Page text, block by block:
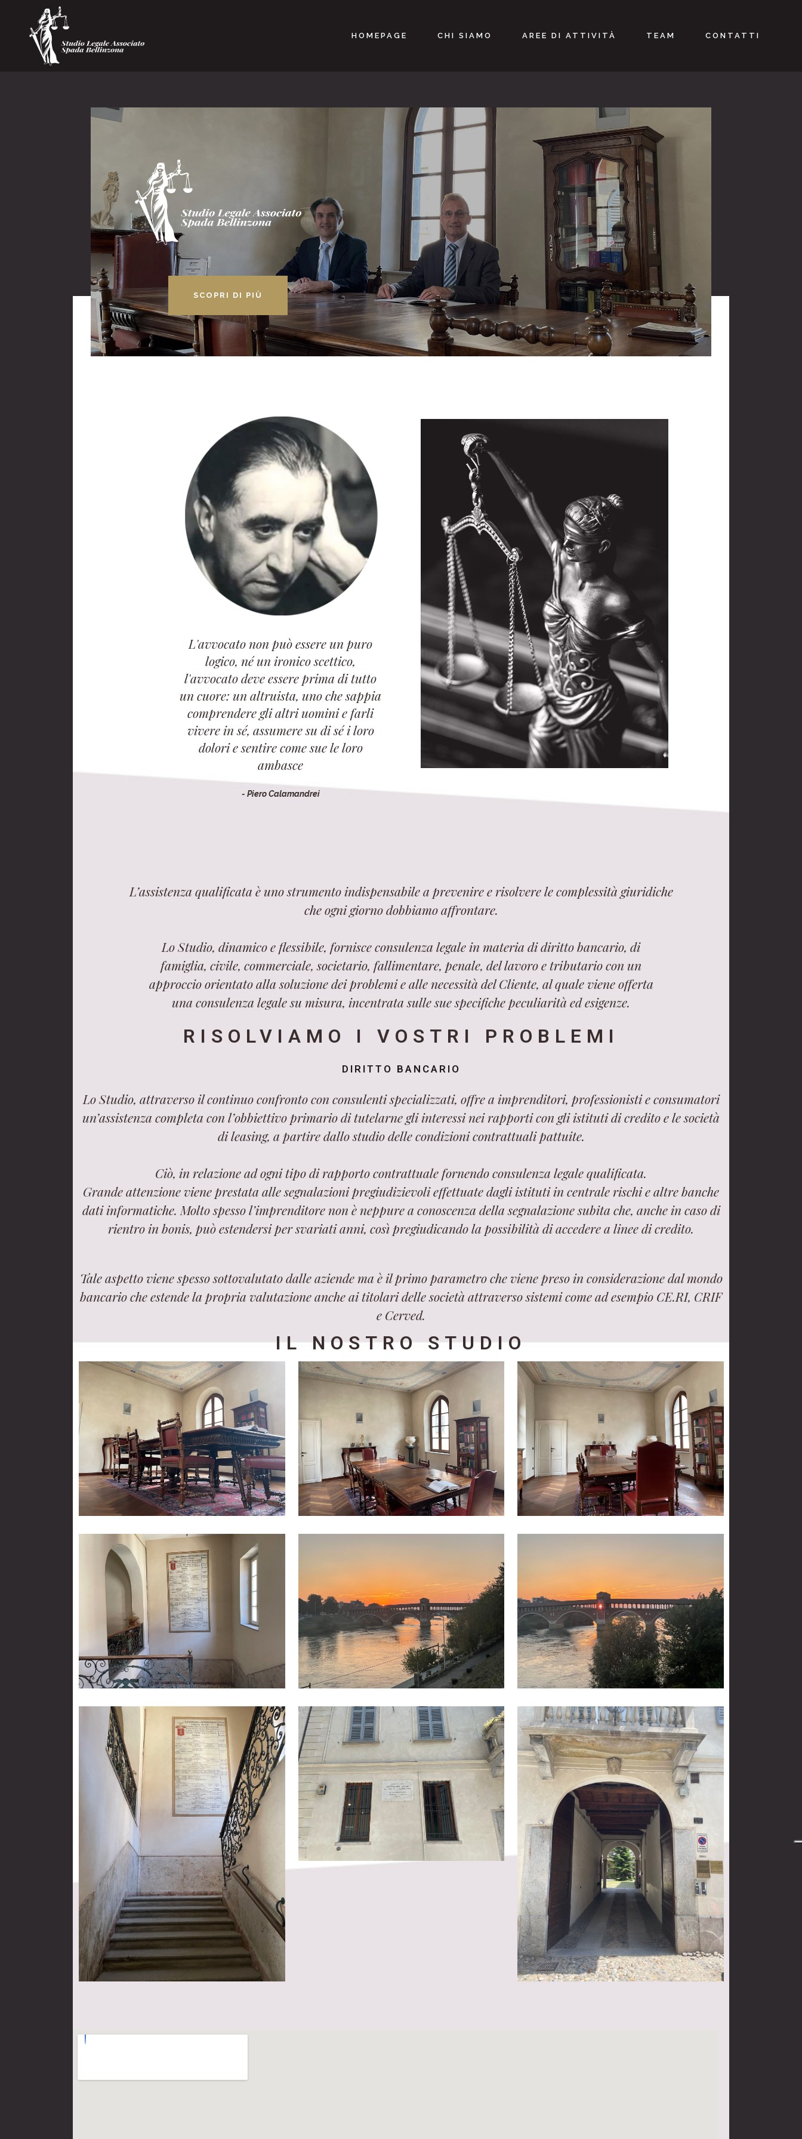
HOMEPAGE CHI SIAMO AREE DI ATTIVITÀ TEAM CONTATTI
SCOPRI DI PIÙ
L'avvocato non può essere un puro
logico, né un ironico scettico,
l'avvocato deve essere prima di tutto
un cuore: un altruista, uno che sappia
comprendere gli altri uomini e farli
vivere in sé, assumere su di sé i loro
dolori e sentire come sue le loro
ambasce
- Piero Calamandrei
L’assistenza qualificata è uno strumento indispensabile a prevenire e risolvere le complessità giuridiche
che ogni giorno dobbiamo affrontare.
Lo Studio, dinamico e flessibile, fornisce consulenza legale in materia di diritto bancario, di
famiglia, civile, commerciale, societario, fallimentare, penale, del lavoro e tributario con un
approccio orientato alla soluzione dei problemi e alle necessità del Cliente, al quale viene offerta
una consulenza legale su misura, incentrata sulle sue specifiche peculiarità ed esigenze.
RISOLVIAMO I VOSTRI PROBLEMI
DIRITTO BANCARIO
Lo Studio, attraverso il continuo confronto con consulenti specializzati, offre a imprenditori, professionisti e consumatori
un’assistenza completa con l’obbiettivo primario di tutelarne gli interessi nei rapporti con gli istituti di credito e le società
di leasing, a partire dallo studio delle condizioni contrattuali pattuite.
Ciò, in relazione ad ogni tipo di rapporto contrattuale fornendo consulenza legale qualificata.
Grande attenzione viene prestata alle segnalazioni pregiudizievoli effettuate dagli istituti in centrale rischi e altre banche
dati informatiche. Molto spesso l’imprenditore non è neppure a conoscenza della segnalazione subita che, anche in caso di
rientro in bonis, può estendersi per svariati anni, così pregiudicando la possibilità di accedere a linee di credito.
Tale aspetto viene spesso sottovalutato dalle aziende ma è il primo parametro che viene preso in considerazione dal mondo
bancario che estende la propria valutazione anche ai titolari delle società attraverso sistemi come ad esempio CE.RI, CRIF
e Cerved.
IL NOSTRO STUDIO